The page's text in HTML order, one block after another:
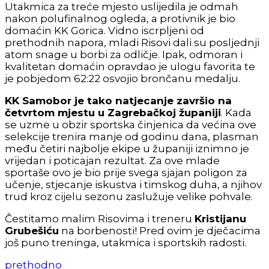
Utakmica za treće mjesto uslijedila je odmah
nakon polufinalnog ogleda, a protivnik je bio
domaćin KK Gorica. Vidno iscrpljeni od
prethodnih napora, mladi Risovi dali su posljednji
atom snage u borbi za odličje. Ipak, odmoran i
kvalitetan domaćin opravdao je ulogu favorita te
je pobjedom 62:22 osvojio brončanu medalju.
KK Samobor je tako natjecanje završio na
četvrtom mjestu u Zagrebačkoj županiji. Kada
se uzme u obzir sportska činjenica da većina ove
selekcije trenira manje od godinu dana, plasman
među četiri najbolje ekipe u županiji iznimno je
vrijedan i poticajan rezultat. Za ove mlade
sportaše ovo je bio prije svega sjajan poligon za
učenje, stjecanje iskustva i timskog duha, a njihov
trud kroz cijelu sezonu zaslužuje velike pohvale.
Čestitamo malim Risovima i treneru Kristijanu
Grubešiću na borbenosti! Pred ovim je dječacima
još puno treninga, utakmica i sportskih radosti.
prethodno